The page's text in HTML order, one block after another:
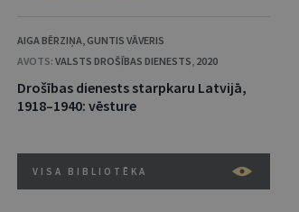
AIGA BĒRZIŅA, GUNTIS VĀVERIS
AVOTS: VALSTS DROŠĪBAS DIENESTS, 2020
Drošības dienests starpkaru Latvijā,
1918–1940: vēsture
VISA BIBLIOTĒKA